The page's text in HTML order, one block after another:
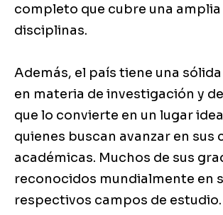
completo que cubre una amplia
disciplinas.
Además, el país tiene una
en materia de investigación y
que lo convierte en un lugar
quienes buscan avanzar en sus
académicas. Muchos de sus
reconocidos mundialmente en
respectivos campos de estudio.